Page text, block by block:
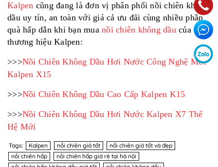
Kalpen cũng đang là đơn vị phân phối nồi chiên không
dầu uy tín, an toàn với giá cả ưu đãi cùng nhiều phần
quà hấp dẫn khi bạn mua nồi chiên không dầucủa
thương hiệu Kalpen:
>>>Nồi Chiên Không Dầu Hơi Nước Công Nghệ Mới
Kalpen X15
>>>Nồi Chiên Không Dầu Cao Cấp Kalpen K15
>>>Nồi Chiên Không Dầu Hơi Nước Kalpen X7 Thế
Hệ Mới
Tags: Kalpen nồi chiên giá tốt
nồi chiên giá tốt và đẹp
nồi chiên hấp
nồi chiên hấp giá rẻ tại hà nội